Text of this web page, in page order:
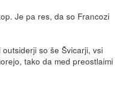
Je pa res, da so Francozi
so še Švicarji, vsi
tako da med preostlaimi